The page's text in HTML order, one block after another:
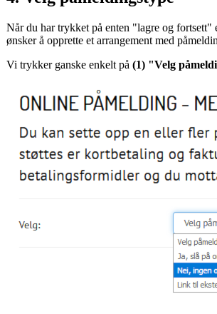
Når du har trykket på enten "lagre og
ønsker å opprette et arrangement med
Vi trykker ganske enkelt på (1) "Velg